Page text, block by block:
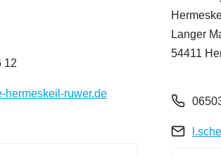
12
hermeskeil-ruwer.de
Langer
54411